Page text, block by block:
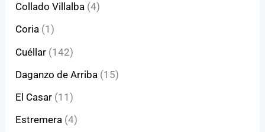
Collado Villalba (4)
Coria (1)
Cuéllar (142)
Daganzo de Arriba (15)
El Casar (11)
Estremera (4)